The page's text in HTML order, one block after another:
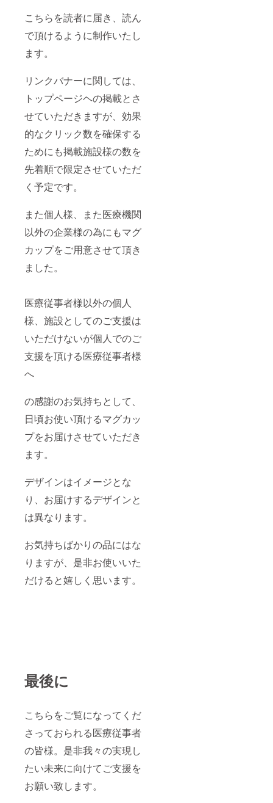
こちらを読者に届き、読ん
で頂けるように制作いたし
ます。
リンクバナーに関しては、
トップページヘの掲載とさ
せていただきますが、効果
的なクリック数を確保する
ためにも掲載施設様の数を
先着順で限定させていただ
く予定です。
また個人様、また医療機関
以外の企業様の為にもマグ
カップをご用意させて頂き
ました。
医療従事者様以外の個人
様、施設としてのご支援は
いただけないが個人でのご
支援を頂ける医療従事者様
へ
の感謝のお気持ちとして、
日頃お使い頂けるマグカッ
プをお届けさせていただき
ます。
デザインはイメージとな
り、お届けするデザインと
は異なります。
お気持ちばかりの品にはな
りますが、是非お使いいた
だけると嬉しく思います。
最後に
こちらをご覧になってくだ
さっておられる医療従事者
の皆様。是非我々の実現し
たい未来に向けてご支援を
お願い致します。